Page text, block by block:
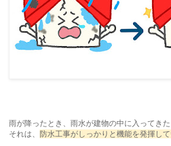
雨が降ったとき、雨水が建物の中に入ってき
それは、
防水工事がしっかりと機能を発揮して